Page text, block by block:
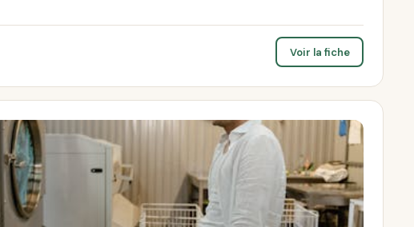
Voir la fiche